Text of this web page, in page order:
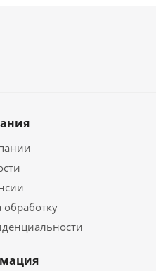
обработку